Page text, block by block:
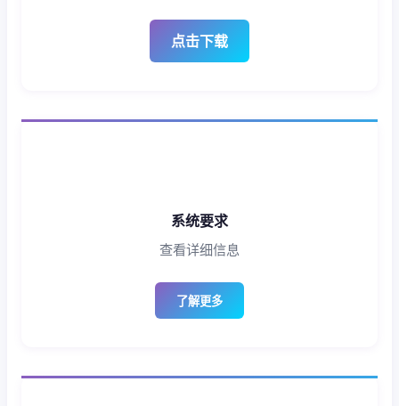
点击下载
系统要求
查看详细信息
了解更多